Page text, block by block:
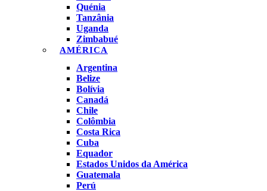
Quénia
Tanzânia
Uganda
Zimbabué
AMÉRICA
Argentina
Belize
Bolívia
Canadá
Chile
Colômbia
Costa Rica
Cuba
Equador
Estados Unidos da América
Guatemala
Perú